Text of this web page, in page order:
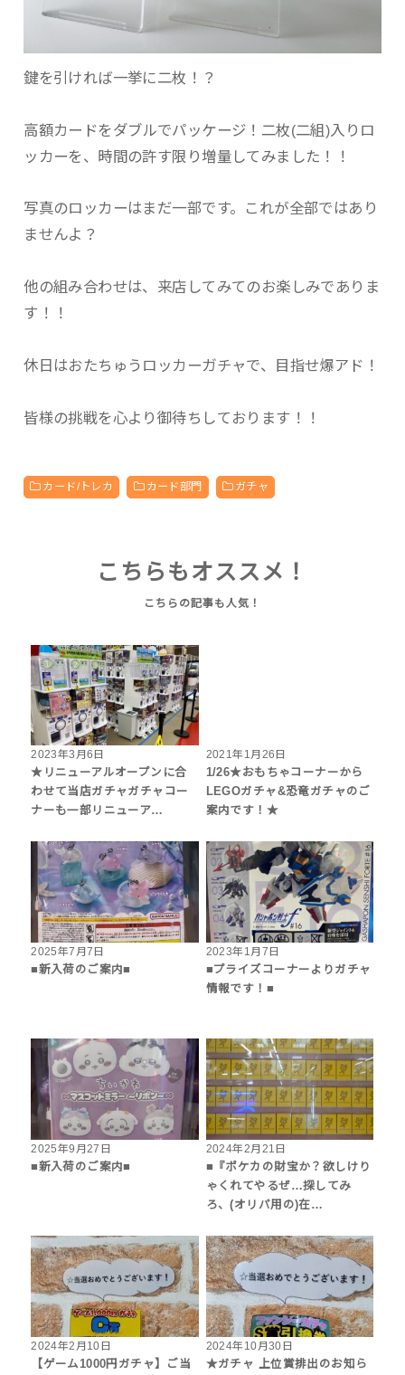
鍵を引ければ一挙に二枚！？
高額カードをダブルでパッケージ！二枚(二組)入りロ
ッカーを、時間の許す限り増量してみました！！
写真のロッカーはまだ一部です。これが全部ではあり
ませんよ？
他の組み合わせは、来店してみてのお楽しみでありま
す！！
休日はおたちゅうロッカーガチャで、目指せ爆アド！
皆様の挑戦を心より御待ちしております！！
カード/トレカ カード部門 ガチャ
こちらもオススメ！
2023年3月6日
★リニューアルオープンに合
わせて当店ガチャガチャコー
ナーも一部リニューア…
2021年1月26日
1/26★おもちゃコーナーから
LEGOガチャ&恐竜ガチャのご
案内です！★
2025年7月7日
■新入荷のご案内■
2023年1月7日
■プライズコーナーよりガチャ
情報です！■
2025年9月27日
■新入荷のご案内■
2024年2月21日
■『ポケカの財宝か？欲しけり
ゃくれてやるぜ…探してみ
ろ、(オリパ用の)在…
2024年2月10日
【ゲーム1000円ガチャ】ご当
2024年10月30日
★ガチャ 上位賞排出のお知ら